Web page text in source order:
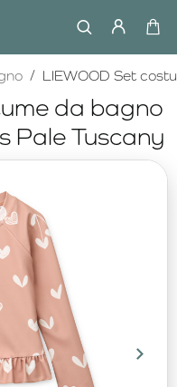
da bagno
Pale Tuscany
LIEWOOD Set